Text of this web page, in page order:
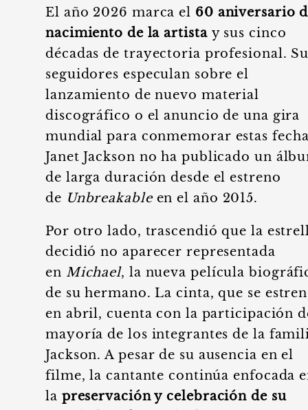
El año 2026 marca el 60 aniversario
nacimiento de la artistay sus cinco
décadas de trayectoria profesional.
seguidores especulan sobre el
lanzamiento de nuevo material
discográfico o el anuncio de una gira
mundial para conmemorar estas
Janet Jackson no ha publicado un
de larga duración desde el estreno
de Unbreakableen el año 2015.
Por otro lado, trascendió que la
decidió no aparecer representada
en Michael, la nueva película
de su hermano. La cinta, que se
en abril, cuenta con la participación
mayoría de los integrantes de la
Jackson. A pesar de su ausencia en el
filme, la cantante continúa enfocada
la preservación y celebración de su